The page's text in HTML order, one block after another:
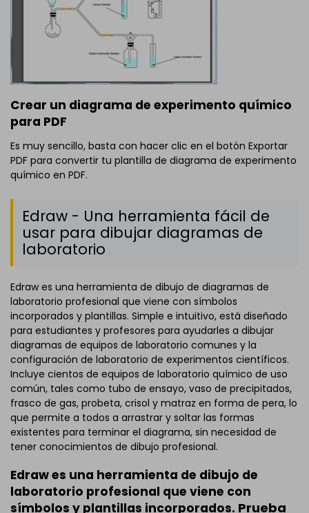
Crear un diagrama de experimento químico
para PDF
Es muy sencillo, basta con hacer clic en el botón Exportar
PDF para convertir tu plantilla de diagrama de experimento
químico en PDF.
Edraw - Una herramienta fácil de
usar para dibujar diagramas de
laboratorio
Edraw es una herramienta de dibujo de diagramas de
laboratorio profesional que viene con símbolos
incorporados y plantillas. Simple e intuitivo, está diseñado
para estudiantes y profesores para ayudarles a dibujar
diagramas de equipos de laboratorio comunes y la
configuración de laboratorio de experimentos científicos.
Incluye cientos de equipos de laboratorio químico de uso
común, tales como tubo de ensayo, vaso de precipitados,
frasco de gas, probeta, crisol y matraz en forma de pera, lo
que permite a todos a arrastrar y soltar las formas
existentes para terminar el diagrama, sin necesidad de
tener conocimientos de dibujo profesional.
Edraw es una herramienta de dibujo de
laboratorio profesional que viene con
símbolos y plantillas incorporados. Prueba